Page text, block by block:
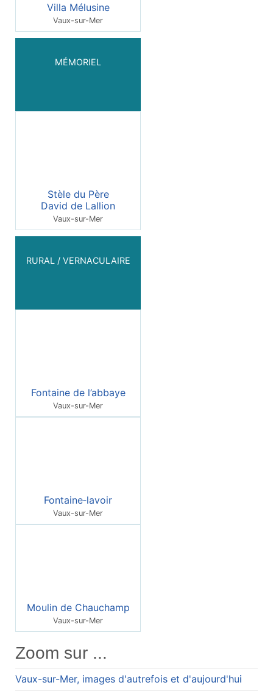
Villa Mélusine
Vaux-sur-Mer
MÉMORIEL
Stèle du Père
David de Lallion
Vaux-sur-Mer
RURAL / VERNACULAIRE
Fontaine de l’abbaye
Vaux-sur-Mer
Fontaine‑lavoir
Vaux-sur-Mer
Moulin de Chauchamp
Vaux-sur-Mer
Zoom sur ...
Vaux-sur-Mer, images d'autrefois et d'aujourd'hui